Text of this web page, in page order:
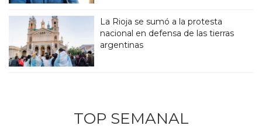
La Rioja se sumó a la protesta
nacional en defensa de las tierras
argentinas
TOP SEMANAL